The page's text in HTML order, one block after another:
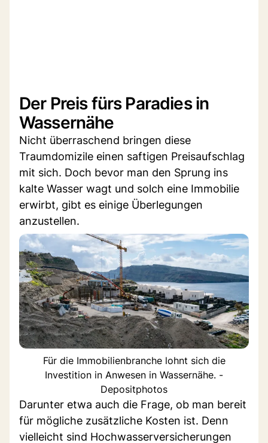
Der Preis fürs Paradies in
Wassernähe
Nicht überraschend bringen diese
Traumdomizile einen saftigen Preisaufschlag
mit sich. Doch bevor man den Sprung ins
kalte Wasser wagt und solch eine Immobilie
erwirbt, gibt es einige Überlegungen
anzustellen.
Für die Immobilienbranche lohnt sich die
Investition in Anwesen in Wassernähe. -
Depositphotos
Darunter etwa auch die Frage, ob man bereit
für mögliche zusätzliche Kosten ist. Denn
vielleicht sind Hochwasserversicherungen